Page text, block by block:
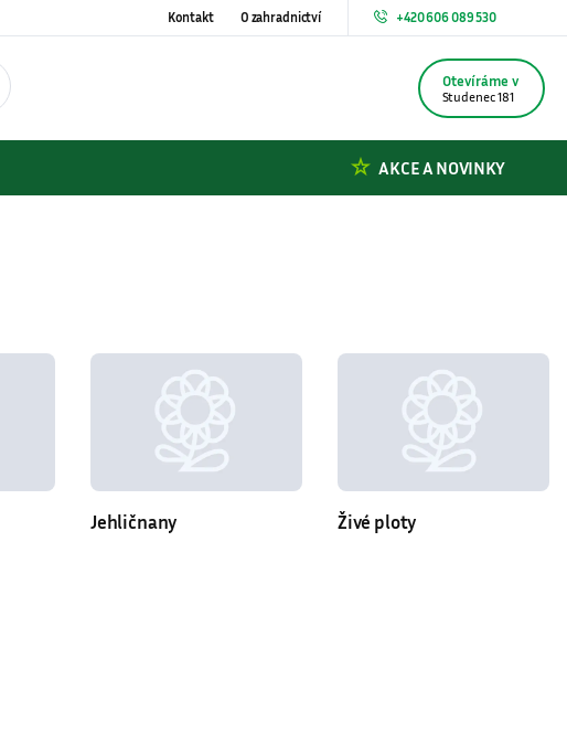
Kontakt O zahradnictví +420 606 089 530
Otevíráme v
Studenec 181
AKCE A NOVINKY
Jehličnany Živé ploty